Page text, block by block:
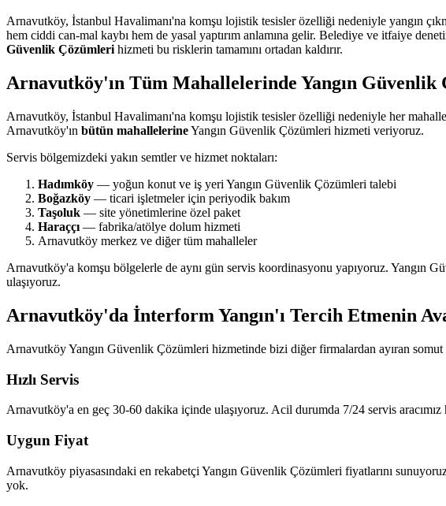
Arnavutköy, İstanbul Havalimanı'na komşu lojistik tesisler özelliği nedeniyle yangın
hem ciddi can-mal kaybı hem de yasal yaptırım anlamına gelir. Belediye ve itfaiye
Güvenlik Çözümleri hizmeti bu risklerin tamamını ortadan kaldırır.
Arnavutköy'ın Tüm Mahallelerinde Yangın Güvenlik
Arnavutköy, İstanbul Havalimanı'na komşu lojistik tesisler özelliği nedeniyle her
Arnavutköy'ın bütün mahallelerineYangın Güvenlik Çözümleri hizmeti veriyoruz.
Servis bölgemizdeki yakın semtler ve hizmet noktaları:
Hadımköy — yoğun konut ve iş yeri Yangın Güvenlik Çözümleri talebi
Boğazköy — ticari işletmeler için periyodik bakım
Taşoluk — site yönetimlerine özel paket
Haraççı — fabrika/atölye dolum hizmeti
Arnavutköy merkez ve diğer tüm mahalleler
Arnavutköy'a komşu bölgelerle de aynı gün servis koordinasyonu yapıyoruz. Yangın
ulaşıyoruz.
Arnavutköy'da İnterform Yangın'ı Tercih Etmenin
Arnavutköy Yangın Güvenlik Çözümleri hizmetinde bizi diğer firmalardan ayıran somut
Hızlı Servis
Arnavutköy'a en geç 30-60 dakika içinde ulaşıyoruz. Acil durumda 7/24 servis
Uygun Fiyat
Arnavutköy piyasasındaki en rekabetçi Yangın Güvenlik Çözümleri fiyatlarını
yok.